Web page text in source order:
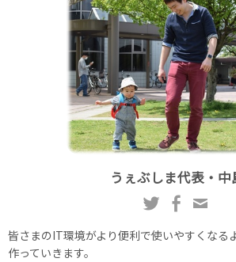
うぇぶしま代表・中
皆さまのIT環境がより便利で使いやすくなる
作っていきます。